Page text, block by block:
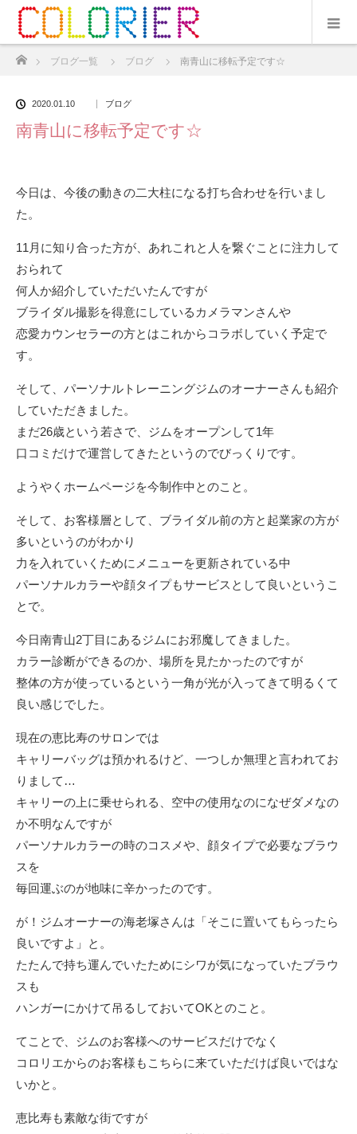
ブログ一覧 ブログ 南青山に移転予定です☆
2020.01.10 ブログ
南青山に移転予定です☆
今日は、今後の動きの二大柱になる打ち合わせを行いまし
た。
11月に知り合った方が、あれこれと人を繋ぐことに注力して
おられて
何人か紹介していただいたんですが
ブライダル撮影を得意にしているカメラマンさんや
恋愛カウンセラーの方とはこれからコラボしていく予定で
す。
そして、パーソナルトレーニングジムのオーナーさんも紹介
していただきました。
まだ26歳という若さで、ジムをオープンして1年
口コミだけで運営してきたというのでびっくりです。
ようやくホームページを今制作中とのこと。
そして、お客様層として、ブライダル前の方と起業家の方が
多いというのがわかり
力を入れていくためにメニューを更新されている中
パーソナルカラーや顔タイプもサービスとして良いというこ
とで。
今日南青山2丁目にあるジムにお邪魔してきました。
カラー診断ができるのか、場所を見たかったのですが
整体の方が使っているという一角が光が入ってきて明るくて
良い感じでした。
現在の恵比寿のサロンでは
キャリーバッグは預かれるけど、一つしか無理と言われてお
りまして…
キャリーの上に乗せられる、空中の使用なのになぜダメなの
か不明なんですが
パーソナルカラーの時のコスメや、顔タイプで必要なブラウ
スを
毎回運ぶのが地味に辛かったのです。
が！ジムオーナーの海老塚さんは「そこに置いてもらったら
良いですよ」と。
たたんで持ち運んでいたためにシワが気になっていたブラウ
スも
ハンガーにかけて吊るしておいてOKとのこと。
てことで、ジムのお客様へのサービスだけでなく
コロリエからのお客様もこちらに来ていただけば良いではな
いかと。
恵比寿も素敵な街ですが